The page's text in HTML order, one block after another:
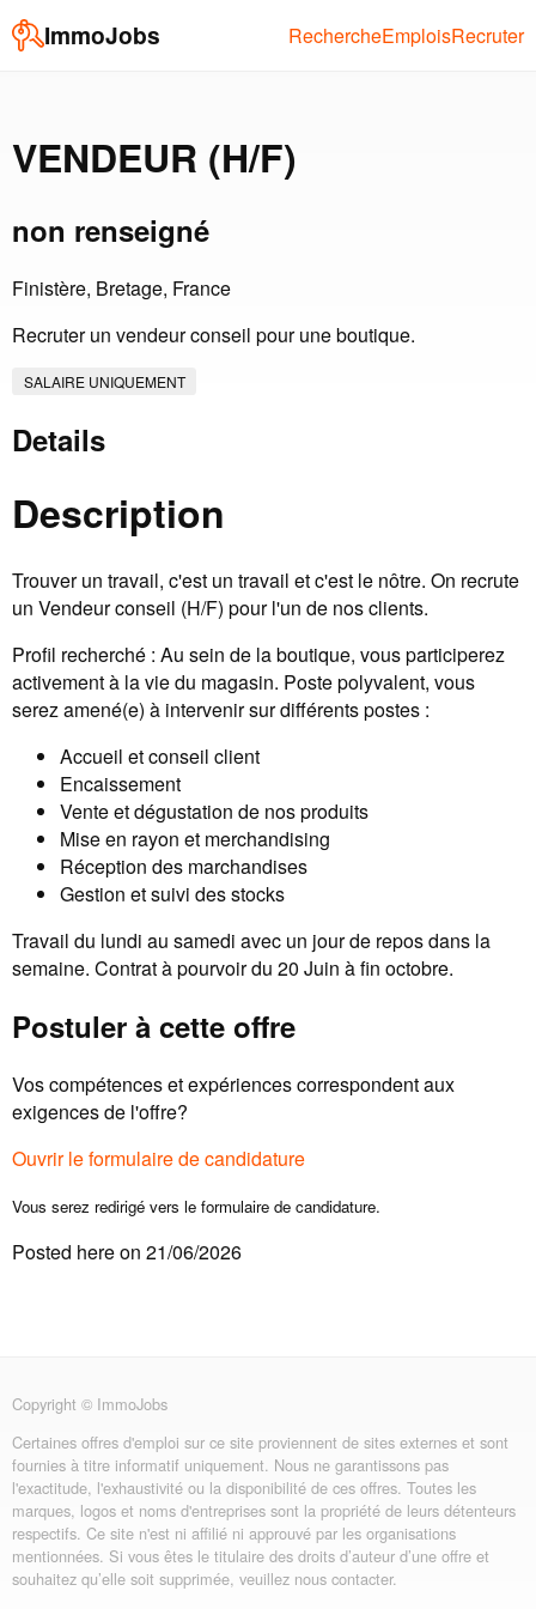
ImmoJobs RechercheEmploisRecruter
VENDEUR (H/F)
non renseigné
Finistère, Bretage, France
Recruter un vendeur conseil pour une boutique.
SALAIRE UNIQUEMENT
Details
Description
Trouver un travail, c'est un travail et c'est le nôtre. On recrute
un Vendeur conseil (H/F) pour l'un de nos clients.
Profil recherché : Au sein de la boutique, vous participerez
activement à la vie du magasin. Poste polyvalent, vous
serez amené(e) à intervenir sur différents postes :
Accueil et conseil client
Encaissement
Vente et dégustation de nos produits
Mise en rayon et merchandising
Réception des marchandises
Gestion et suivi des stocks
Travail du lundi au samedi avec un jour de repos dans la
semaine. Contrat à pourvoir du 20 Juin à fin octobre.
Postuler à cette offre
Vos compétences et expériences correspondent aux
exigences de l'offre?
Ouvrir le formulaire de candidature
Vous serez redirigé vers le formulaire de candidature.
Posted here on 21/06/2026
Copyright © ImmoJobs
Certaines offres d'emploi sur ce site proviennent de sites externes et sont
fournies à titre informatif uniquement. Nous ne garantissons pas
l'exactitude, l'exhaustivité ou la disponibilité de ces offres. Toutes les
marques, logos et noms d'entreprises sont la propriété de leurs détenteurs
respectifs. Ce site n'est ni affilié ni approuvé par les organisations
mentionnées. Si vous êtes le titulaire des droits d’auteur d’une offre et
souhaitez qu’elle soit supprimée, veuillez nous contacter.